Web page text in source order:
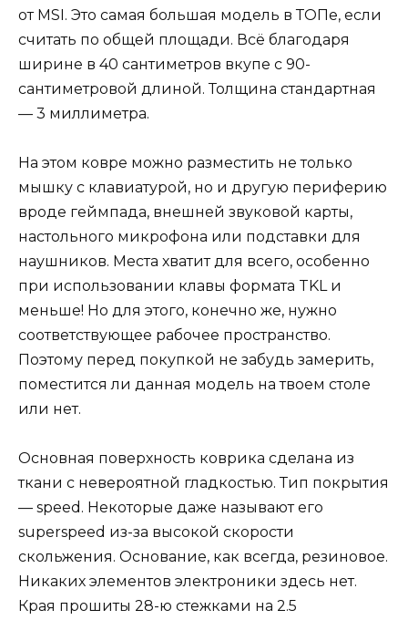
от MSI. Это самая большая модель в ТОПе, если
считать по общей площади. Всё благодаря
ширине в 40 сантиметров вкупе с 90-
сантиметровой длиной. Толщина стандартная
— 3 миллиметра.
На этом ковре можно разместить не только
мышку с клавиатурой, но и другую периферию
вроде геймпада, внешней звуковой карты,
настольного микрофона или подставки для
наушников. Места хватит для всего, особенно
при использовании клавы формата TKL и
меньше! Но для этого, конечно же, нужно
соответствующее рабочее пространство.
Поэтому перед покупкой не забудь замерить,
поместится ли данная модель на твоем столе
или нет.
Основная поверхность коврика сделана из
ткани с невероятной гладкостью. Тип покрытия
— speed. Некоторые даже называют его
superspeed из-за высокой скорости
скольжения. Основание, как всегда, резиновое.
Никаких элементов электроники здесь нет.
Края прошиты 28-ю стежками на 2.5